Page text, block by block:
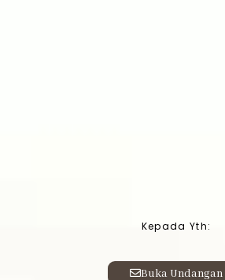
Kepada Yth:
Buka Undangan